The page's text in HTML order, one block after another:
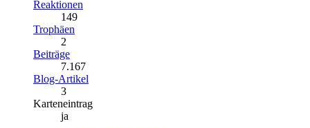
Reaktionen
149
Trophäen
2
Beiträge
7.167
Blog-Artikel
3
Karteneintrag
ja